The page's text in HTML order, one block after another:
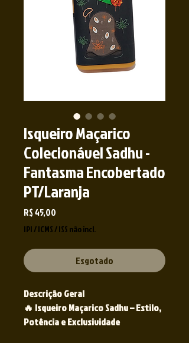
Isqueiro Maçarico
Colecionável Sadhu -
Fantasma Encobertado
PT/Laranja
R$ 45,00
IPI / ICMS / ISS não incl.
Esgotado
Descrição Geral
🔥 Isqueiro Maçarico Sadhu – Estilo,
Potência e Exclusividade